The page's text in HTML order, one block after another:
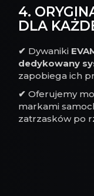
4.
DLA
✔ Dywaniki
dedykowany
zapobiega ich
✔ Oferujemy
markami
zatrzasków po